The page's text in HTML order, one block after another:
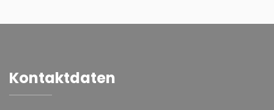
Kontaktdaten